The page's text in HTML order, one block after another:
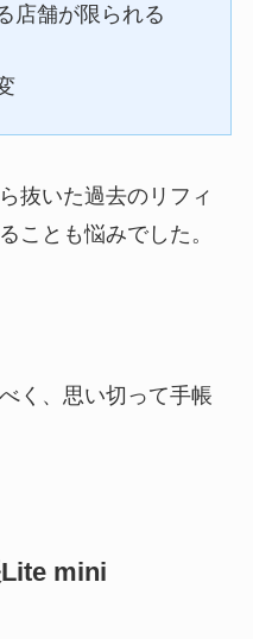
店舗が限られる
抜いた過去のリフィ
ことも悩みでした。
く、思い切って手帳
mini